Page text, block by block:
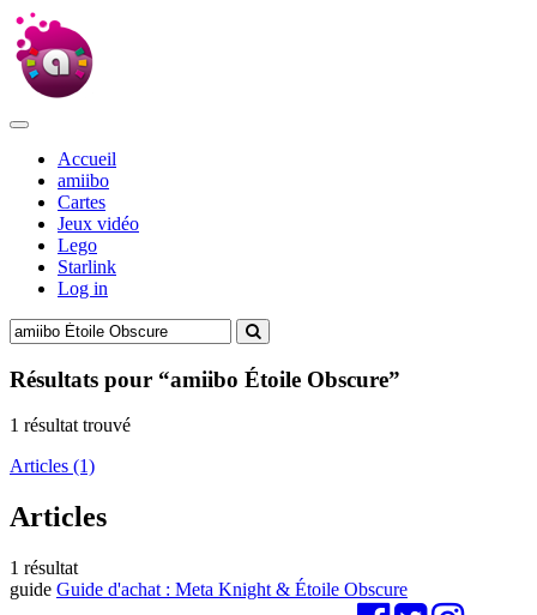
Accueil
amiibo
Cartes
Jeux vidéo
Lego
Starlink
Log in
Résultats pour “amiibo Étoile Obscure”
1 résultat trouvé
Articles (1)
Articles
1 résultat
guide Guide d'achat : Meta Knight & Étoile Obscure